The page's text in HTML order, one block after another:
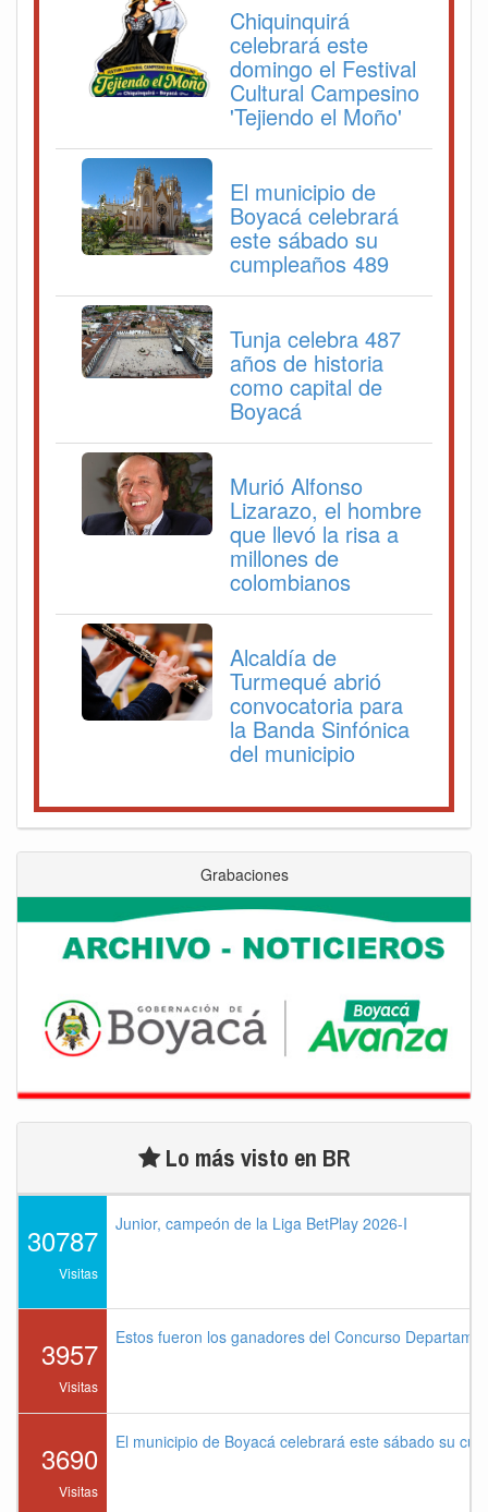
Chiquinquirá
celebrará este
domingo el Festival
Cultural Campesino
'Tejiendo el Moño'
El municipio de
Boyacá celebrará
este sábado su
cumpleaños 489
Tunja celebra 487
años de historia
como capital de
Boyacá
Murió Alfonso
Lizarazo, el hombre
que llevó la risa a
millones de
colombianos
Alcaldía de
Turmequé abrió
convocatoria para
la Banda Sinfónica
del municipio
Grabaciones
Lo más visto en BR
30787
Visitas
Junior, campeón de la Liga BetPlay 2026-I
3957
Visitas
Estos fueron los ganadores del Concurso
3690
Visitas
El municipio de Boyacá celebrará este sábado su